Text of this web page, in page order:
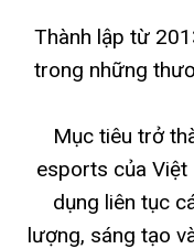
Thành lập từ
trong những
Mục tiêu trở
esports của Việt
dụng liên tục
lượng, sáng tạo